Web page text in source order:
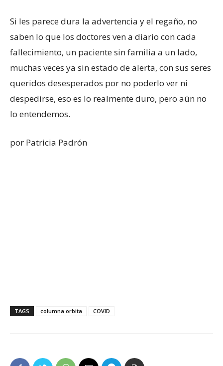
Si les parece dura la advertencia y el regaño, no
saben lo que los doctores ven a diario con cada
fallecimiento, un paciente sin familia a un lado,
muchas veces ya sin estado de alerta, con sus seres
queridos desesperados por no poderlo ver ni
despedirse, eso es lo realmente duro, pero aún no
lo entendemos.
por Patricia Padrón
TAGS columna orbita COVID